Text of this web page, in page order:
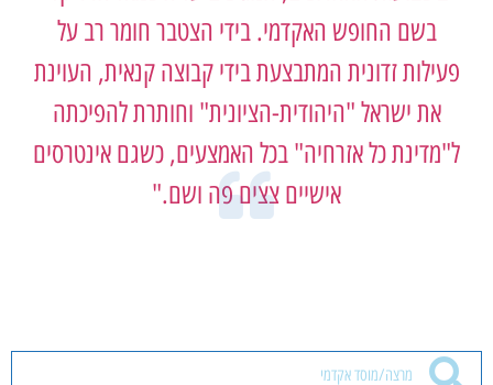
בשם החופש האקדמי. בידי הצטבר חומר רב על
פעילות זדונית המתבצעת בידי קבוצה קנאית, העוינת
את ישראל "היהודית-הציונית" וחותרת להפיכתה
ל"מדינת כל אזרחיה" בכל האמצעים, כשגם אינטרסים
אישיים צצים פה ושם."